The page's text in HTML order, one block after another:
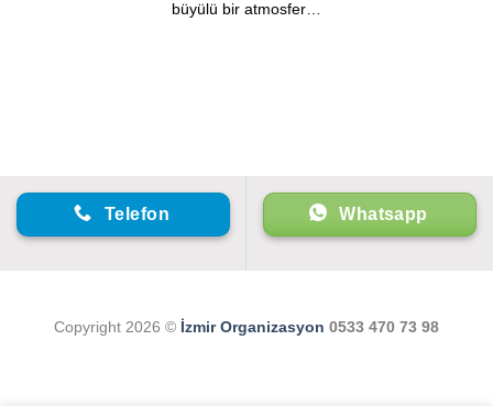
büyülü bir atmosfer…
Telefon Whatsapp
Copyright 2026 © İzmir Organizasyon 0533 470 73 98